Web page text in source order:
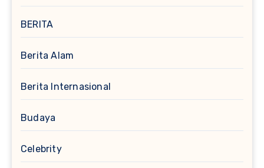
BERITA
Berita Alam
Berita Internasional
Budaya
Celebrity